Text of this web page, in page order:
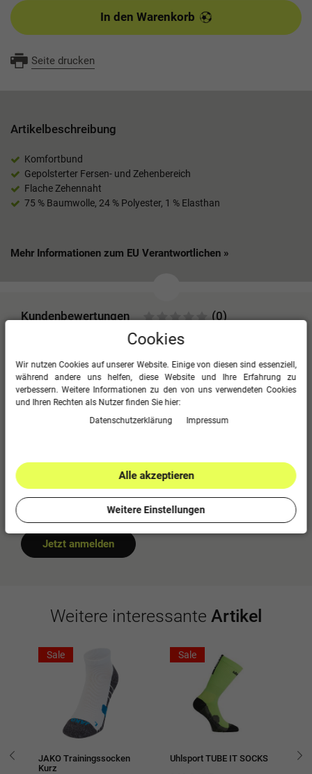
In den Warenkorb
Seite drucken
Artikelbeschreibung
Komfortbund
Gepolsterter Fersen- und Zehenbereich
Flache Zehennaht
75 % Baumwolle, 24 % Polyester, 1 % Elasthan
Mehr Informationen zum EU Verantwortlichen »
Kundenbewertungen (0)
Für diesen Artikel erfolgte leider noch keine
5
0
4
0
0
Bitte logge dich in dein Kundenkonto ein
um eine Bewertung abzugeben.
Jetzt anmelden
Weitere interessante Artikel
Sale
JAKO Trainingssocken
Kurz
Sale
Uhlsport TUBE IT SOCKS
Cookies
Wir nutzen Cookies auf unserer Website. Einige von diesen sind essenziell,
während andere uns helfen, diese Website und Ihre Erfahrung zu
verbessern. Weitere Informationen zu den von uns verwendeten Cookies
und Ihren Rechten als Nutzer finden Sie hier:
Daten­schutz­erklärung
Impressum
Alle akzeptieren
Weitere Einstellungen